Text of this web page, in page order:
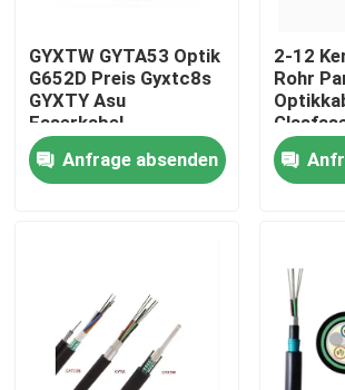
Produkte
Über uns
GYXTW GYTA53 Optik
G652D Preis Gyxtc8s
GYXTY Asu
Faserkabel
Anfrage absenden
2-12
Rohr